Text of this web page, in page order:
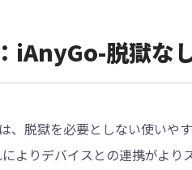
iAnyGo-脱獄な
は、脱獄を必要としない使いや
よりデバイスとの連携がよ